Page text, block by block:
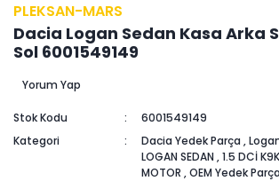
PLEKSAN-MARS
Dacia Logan Sedan Kasa Arka
Sol 6001549149
Yorum Yap
Stok Kodu
6001549149
Kategori
Dacia Yedek Parça ,
LOGAN SEDAN ,1.5 DCİ K9K
MOTOR ,OEM Yedek Parça